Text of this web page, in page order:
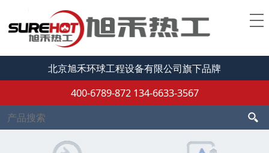
北京旭禾环球工程设备有限公司旗下品牌
400-6789-872 134-6633-3567